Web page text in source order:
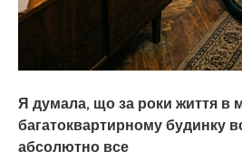
Я думала, що за роки життя в
багатоквартирному будинку
абсолютно все